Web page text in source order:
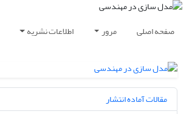
صفحه اصلی مرور اطلاعات نشریه
مقالات آماده انتشار